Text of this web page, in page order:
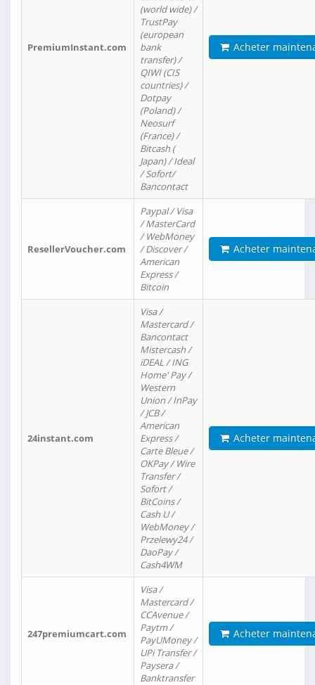
PremiumInstant.com
(world wide) /
TrustPay
(european
bank
transfer) /
QIWI (CIS
countries) /
Dotpay
(Poland) /
Neosurf
(France) /
Bitcash (
Japan) / Ideal
/ Sofort/
Bancontact
Acheter
ResellerVoucher.com
Paypal / Visa
/ MasterCard
/ WebMoney
/ Discover /
American
Express /
Bitcoin
Acheter
24instant.com
Visa /
Mastercard /
Bancontact
Mistercash /
iDEAL / ING
Home' Pay /
Western
Union / InPay
/ JCB /
American
Express /
Carte Bleue /
OKPay / Wire
Transfer /
Sofort /
BitCoins /
Cash U /
WebMoney /
Przelewy24 /
DaoPay /
Cash4WM
Acheter
247premiumcart.com
Visa /
Mastercard /
CCAvenue /
Paytm /
PayUMoney /
UPi Transfer /
Paysera /
Banktransfer
Acheter